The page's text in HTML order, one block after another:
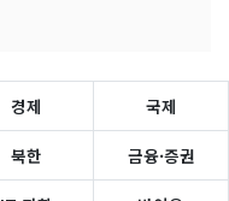
경제 국제
북한 금융·증권